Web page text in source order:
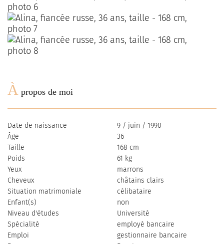
À propos de moi
Date de naissance
9 / juin / 1990
Âge
36
Taille
168 cm
Poids
61 kg
Yeux
marrons
Cheveux
сhâtains clairs
Situation matrimoniale
célibataire
Enfant(s)
non
Niveau d'études
Université
Spécialité
employé bancaire
Emploi
gestionnaire bancaire